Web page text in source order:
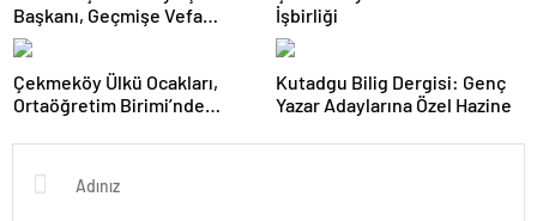
Başkanı, Geçmişe Vefa
Vurgusu Yaptı
İşbirliği
Çekmeköy Ülkü Ocakları,
Ortaöğretim Birimi’nde
Kutadgu Bilig Dergisi: Genç
Yazar Adaylarına Özel Hazine